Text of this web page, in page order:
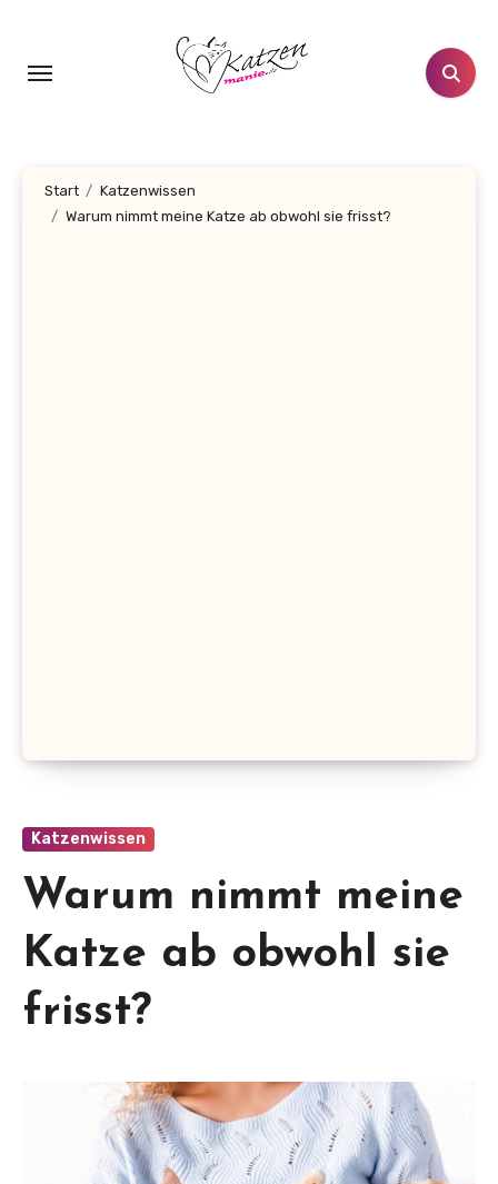
springen
Start
Katzenwissen
Warum nimmt meine Katze ab obwohl sie frisst?
Katzenwissen
Warum nimmt meine
Katze ab obwohl sie
frisst?